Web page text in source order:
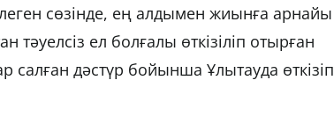
сөзінде, ең алдымен жиынға арнайы
ел болғалы өткізіліп отырған
дәстүр бойынша Ұлытауда өткізіп